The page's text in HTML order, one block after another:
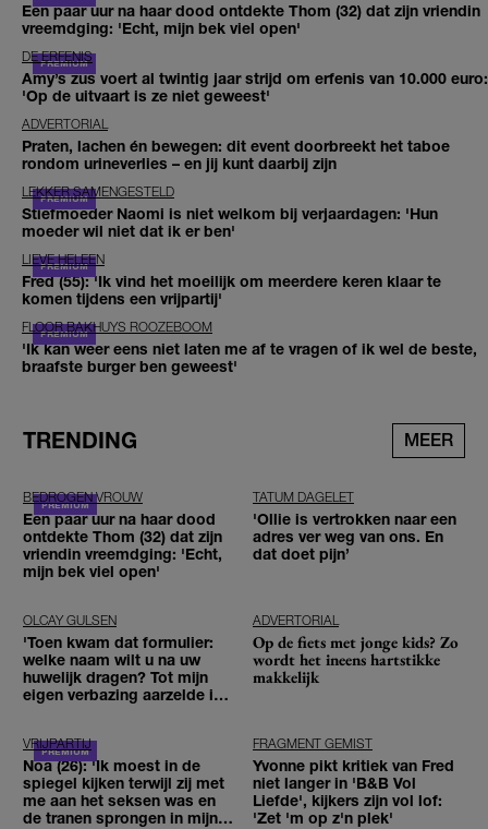
Een paar uur na haar dood ontdekte Thom (32) dat zijn vriendin
vreemdging: 'Echt, mijn bek viel open'
DE ERFENIS
Amy’s zus voert al twintig jaar strijd om erfenis van 10.000 euro:
'Op de uitvaart is ze niet geweest'
ADVERTORIAL
Praten, lachen én bewegen: dit event doorbreekt het taboe
rondom urineverlies – en jij kunt daarbij zijn
LEKKER SAMENGESTELD
Stiefmoeder Naomi is niet welkom bij verjaardagen: 'Hun
moeder wil niet dat ik er ben'
LIEVE HELEEN
Fred (55): 'Ik vind het moeilijk om meerdere keren klaar te
komen tijdens een vrijpartij'
FLOOR BAKHUYS ROOZEBOOM
'Ik kan weer eens niet laten me af te vragen of ik wel de beste,
braafste burger ben geweest'
TRENDING MEER
BEDROGEN VROUW
Een paar uur na haar dood
ontdekte Thom (32) dat zijn
vriendin vreemdging: 'Echt,
mijn bek viel open'
TATUM DAGELET
'Ollie is vertrokken naar een
adres ver weg van ons. En
dat doet pijn’
OLCAY GULSEN
'Toen kwam dat formulier:
welke naam wilt u na uw
huwelijk dragen? Tot mijn
eigen verbazing aarzelde ik
ADVERTORIAL
Op de fiets met jonge kids? Zo
wordt het ineens hartstikke
makkelijk
VRIJPARTIJ
Noa (26): 'Ik moest in de
spiegel kijken terwijl zij met
me aan het seksen was en
de tranen sprongen in mijn
FRAGMENT GEMIST
Yvonne pikt kritiek van Fred
niet langer in 'B&B Vol
Liefde', kijkers zijn vol lof:
'Zet 'm op z'n plek'